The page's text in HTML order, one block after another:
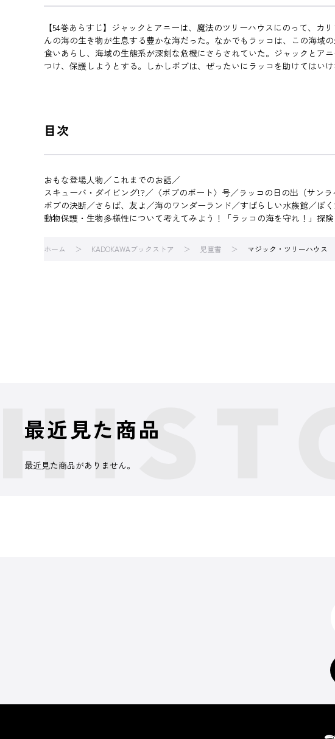
【54巻あらすじ】ジャックとアニーは、魔法のツリーハウスにのって、
んの海の生き物が生息する豊かな海だった。なかでもラッコは、この海域
食いあらし、海域の生態系が深刻な危機にさらされていた。ジャックとア
つけ、保護しようとする。しかしボブは、ぜったいにラッコを助けては
目次
おもな登場人物／これまでのお話／
スキューバ・ダイビング!?／〈ボブのボート〉号／ラッコの日の出（サ
ボブの決断／さらば、友よ／海のワンダーランド／すばらしい水族館／ぼ
動物保護・生物多様性について考えてみよう！「ラッコの海を守れ！」探
ホーム KADOKAWAブックストア 児童書 マジック・ツリーハウス
最近見た商品
最近見た商品がありません。